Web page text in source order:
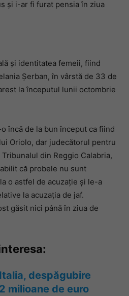
și i-ar fi furat pensia în ziua
și identitatea femeii, fiind
Șerban, în vârstă de 33 de
la începutul lunii octombrie
încă de la bun început ca fiind
Oriolo, dar judecătorul pentru
din Reggio Calabria,
că probele nu sunt
o astfel de acuzație și le-a
la acuzația de jaf.
găsit nici până în ziua de
despăgubire
milioane de euro